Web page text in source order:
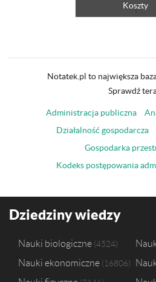
Koszty
Notatek.pl to największa
Sprawdź
Administracja publiczna
Działalność gospodarcza
Gospodarka
Kodeks postępowania
Dziedziny wiedzy
Nauki biologiczne 4524
Nauki ekonomiczne 16806